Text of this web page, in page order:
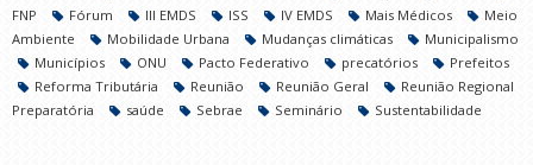
FNP
Fórum III EMDS ISS IV EMDS Mais Médicos
Meio
Ambiente
Mobilidade Urbana Mudanças climáticas
Municipalismo
Municípios
ONU Pacto Federativo precatórios
Prefeitos
Reforma Tributária
Reunião Reunião Geral
Reunião Regional
Preparatória
saúde Sebrae Seminário Sustentabilidade